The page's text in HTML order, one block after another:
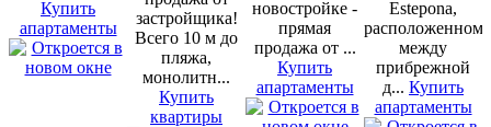
Купить
апартаменты
застройщика!
Всего 10 м до
пляжа,
монолитн...
Купить
квартиры
новостройке -
прямая
продажа от ...
Купить
апартаменты
Estepona,
расположенном
между
прибрежной
д... Купить
апартаменты